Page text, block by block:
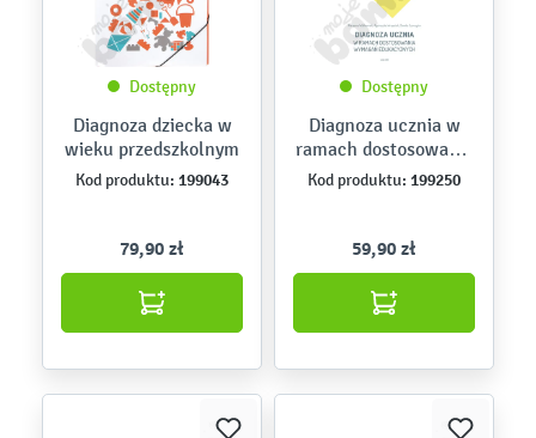
Dostępny
Diagnoza dziecka w
wieku przedszkolnym
Kod produktu: 199043
79,90 zł
Dostępny
Diagnoza ucznia w
ramach dostosowania
wymagań
edukacyjnych
Kod produktu: 199250
59,90 zł